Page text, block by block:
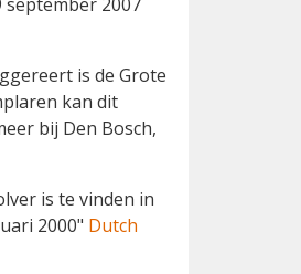
is de Grote
kan dit
bij Den Bosch,
is te vinden in
2000" Dutch